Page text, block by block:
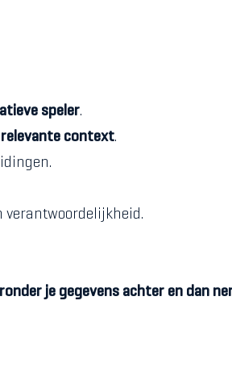
speler.
context.
verantwoordelijkheid.
je gegevens achter en dan